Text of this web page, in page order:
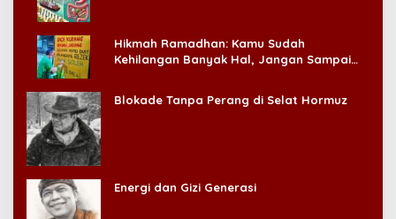
Hikmah Ramadhan: Kamu Sudah
Kehilangan Banyak Hal, Jangan Sampai
Blokade Tanpa Perang di Selat Hormuz
Energi dan Gizi Generasi